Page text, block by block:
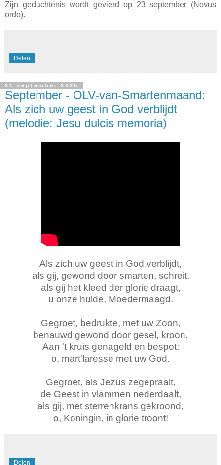
Zijn gedachtenis wordt gevierd op 23 september (Novus
ordo).
Delen
21 september 2025
September - OLV-van-Smartenmaand:
Als zich uw geest in God verblijdt
(melodie: Jesu dulcis memoria)
Als zich uw geest in God verblijdt,
als gij, gewond door smarten, schreit,
als gij het kleed der glorie draagt,
u onze hulde, Moedermaagd.
Gegroet, bedrukte, met uw Zoon,
benauwd gewond door gesel, kroon.
Aan 't kruis genageld en bespot;
o, mart'laresse met uw God.
Gegroet, als Jezus zegepraalt,
de Geest in vlammen nederdaalt,
als gij, met sterrenkrans gekroond,
o, Koningin, in glorie troont!
Delen